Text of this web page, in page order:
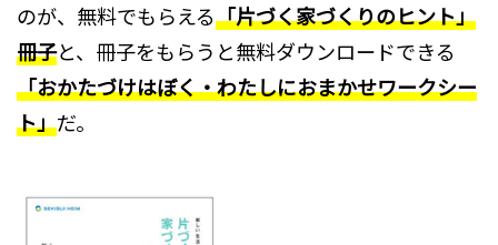
のが、無料でもらえる「片づく家づくりのヒント」
冊子と、冊子をもらうと無料ダウンロードできる
「おかたづけはぼく・わたしにおまかせワークシー
ト」だ。